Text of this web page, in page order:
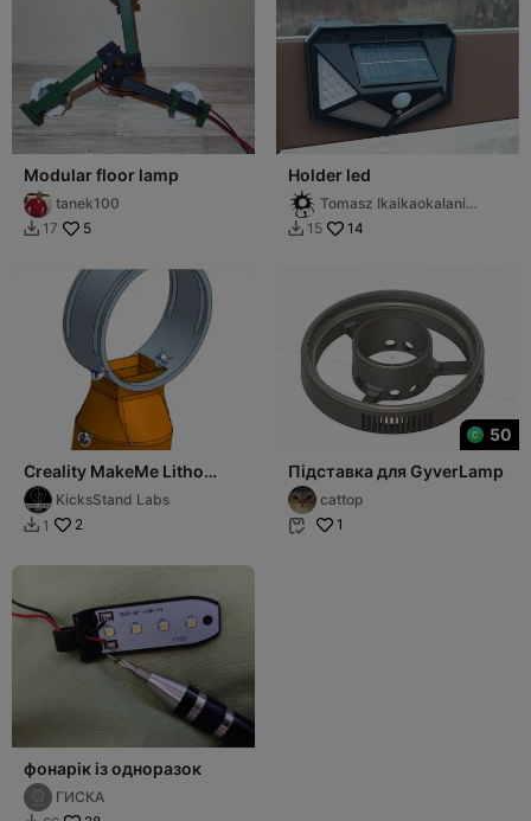
Modular floor lamp
tanek100
 17 5
Holder led
Tomasz Ikaikaokalani
Waśniewski
 15 14
Creality MakeMe Litho
BaseKicksStand Labs
 1 2
50
Підставка для GyverLamp
cattop
 1
фонарік із одноразок
ГИСКА